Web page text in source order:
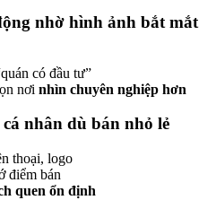
nhờ hình ảnh bắt mắt
có đầu tư”
nơi nhìn chuyên nghiệp hơn
nhân dù bán nhỏ lẻ
thoại, logo
điểm bán
quen ổn định